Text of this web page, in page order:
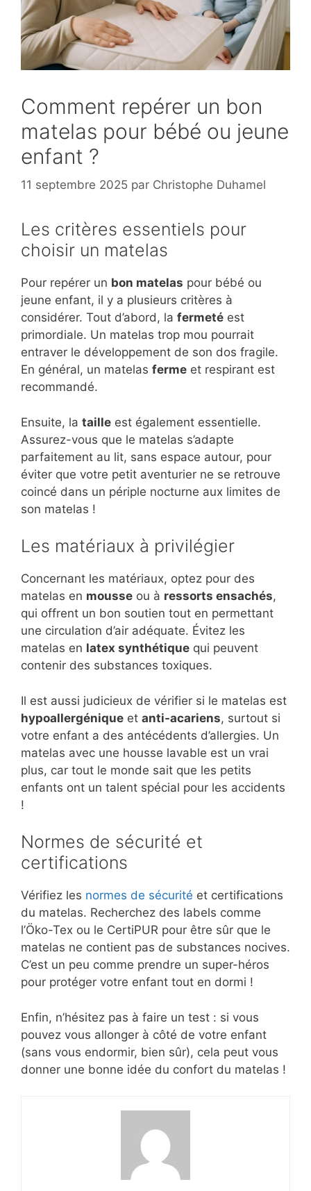
Comment repérer un bon
matelas pour bébé ou jeune
enfant ?
11 septembre 2025 par Christophe Duhamel
Les critères essentiels pour
choisir un matelas
Pour repérer un bon matelas pour bébé ou
jeune enfant, il y a plusieurs critères à
considérer. Tout d’abord, la fermeté est
primordiale. Un matelas trop mou pourrait
entraver le développement de son dos fragile.
En général, un matelas ferme et respirant est
recommandé.
Ensuite, la taille est également essentielle.
Assurez-vous que le matelas s’adapte
parfaitement au lit, sans espace autour, pour
éviter que votre petit aventurier ne se retrouve
coincé dans un périple nocturne aux limites de
son matelas !
Les matériaux à privilégier
Concernant les matériaux, optez pour des
matelas en mousse ou à ressorts ensachés,
qui offrent un bon soutien tout en permettant
une circulation d’air adéquate. Évitez les
matelas en latex synthétique qui peuvent
contenir des substances toxiques.
Il est aussi judicieux de vérifier si le matelas est
hypoallergénique et anti-acariens, surtout si
votre enfant a des antécédents d’allergies. Un
matelas avec une housse lavable est un vrai
plus, car tout le monde sait que les petits
enfants ont un talent spécial pour les accidents
!
Normes de sécurité et
certifications
Vérifiez les normes de sécurité et certifications
du matelas. Recherchez des labels comme
l’Öko-Tex ou le CertiPUR pour être sûr que le
matelas ne contient pas de substances nocives.
C’est un peu comme prendre un super-héros
pour protéger votre enfant tout en dormi !
Enfin, n’hésitez pas à faire un test : si vous
pouvez vous allonger à côté de votre enfant
(sans vous endormir, bien sûr), cela peut vous
donner une bonne idée du confort du matelas !